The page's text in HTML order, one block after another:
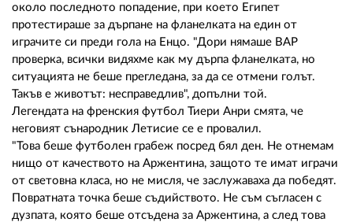
около последното попадение, при което Египет
протестираше за дърпане на фланелката на един от
играчите си преди гола на Енцо. "Дори нямаше ВАР
проверка, всички видяхме как му дърпа фланелката, но
ситуацията не беше прегледана, за да се отмени голът.
Такъв е животът: несправедлив", допълни той.
Легендата на френския футбол Тиери Анри смята, че
неговият сънародник Летисие се е провалил.
"Това беше футболен грабеж посред бял ден. Не отнемам
нищо от качеството на Аржентина, защото те имат играчи
от световна класа, но не мисля, че заслужаваха да победят.
Повратната точка беше съдийството. Не съм съгласен с
дузпата, която беше отсъдена за Аржентина, а след това